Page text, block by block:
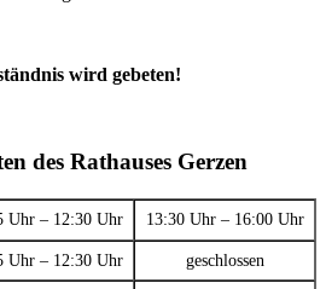
wird gebeten!
des Rathauses Gerzen
Uhr – 12:30 Uhr 13:30 Uhr – 16:00 Uhr
Uhr – 12:30 Uhr geschlossen